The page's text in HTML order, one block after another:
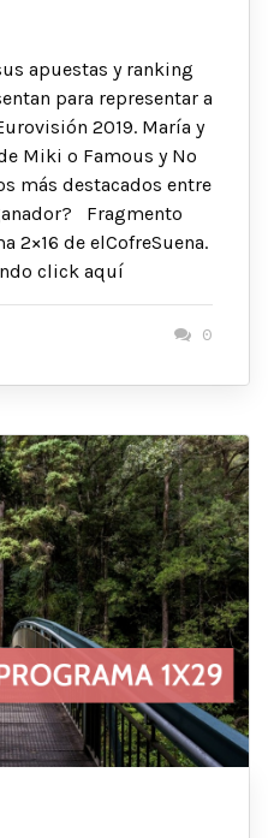
apuestas y ranking
para representar a
2019. María y
Miki o Famous y No
más destacados entre
Fragmento
2×16 de elCofreSuena.
click aquí
0